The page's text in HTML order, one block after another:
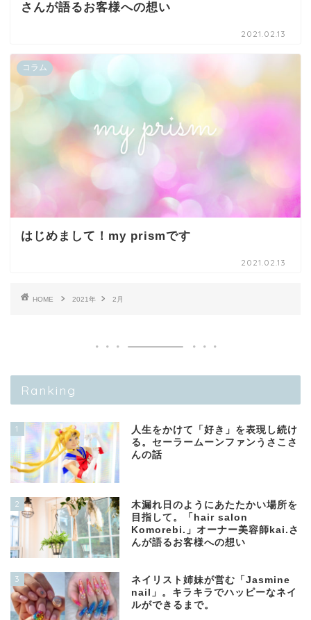
さんが語るお客様への想い
2021.02.13
コラム
はじめまして！my prismです
2021.02.13
HOME 2021年 2月
Ranking
1
人生をかけて「好き」を表現し続け
る。セーラームーンファンうさこさ
んの話
2
木漏れ日のようにあたたかい場所を
目指して。「hair salon
Komorebi.」オーナー美容師kai.さ
んが語るお客様への想い
3
ネイリスト姉妹が営む「Jasmine
nail」。キラキラでハッピーなネイ
ルができるまで。